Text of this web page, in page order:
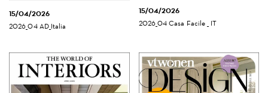
15/04/2026
2026_04 AD_Italia
15/04/2026
2026_04 Casa Facile _ IT